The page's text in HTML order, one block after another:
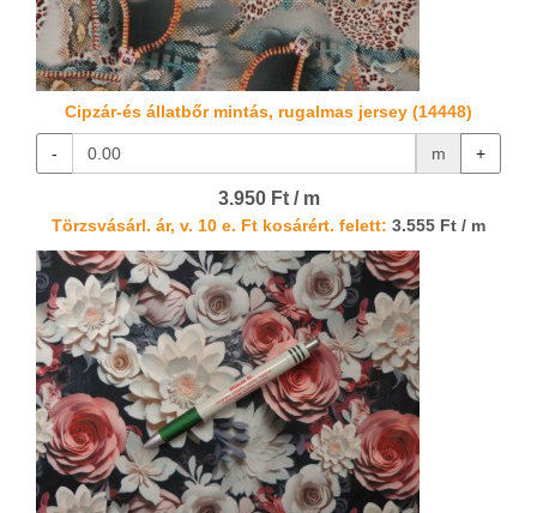
Cipzár-és állatbőr mintás, rugalmas jersey (14448)
- m +
3.950 Ft / m
Törzsvásárl. ár, v. 10 e. Ft kosárért. felett: 3.555 Ft / m